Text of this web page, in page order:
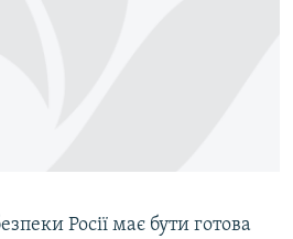
Росії має бути готова